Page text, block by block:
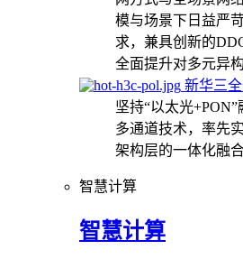
模与场景下日益严
求，兼具创新的
全面提升对多元异
新华三
坚持“以太光
多通道技术，率先
架构层的一体化融合
智慧计算
智慧计算